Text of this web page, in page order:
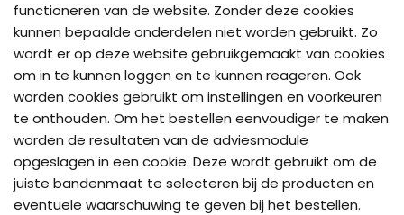
functioneren van de website. Zonder deze cookies
kunnen bepaalde onderdelen niet worden gebruikt. Zo
wordt er op deze website gebruikgemaakt van cookies
om in te kunnen loggen en te kunnen reageren. Ook
worden cookies gebruikt om instellingen en voorkeuren
te onthouden. Om het bestellen eenvoudiger te maken
worden de resultaten van de adviesmodule
opgeslagen in een cookie. Deze wordt gebruikt om de
juiste bandenmaat te selecteren bij de producten en
eventuele waarschuwing te geven bij het bestellen.